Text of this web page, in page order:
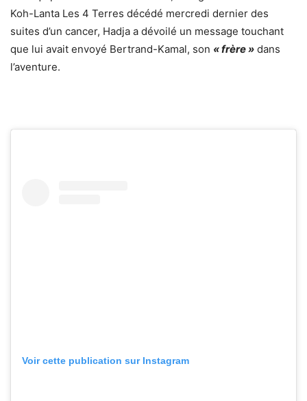
Koh-Lanta Les 4 Terres décédé mercredi dernier des
suites d’un cancer, Hadja a dévoilé un message touchant
que lui avait envoyé Bertrand-Kamal, son « frère » dans
l’aventure.
Voir cette publication sur Instagram